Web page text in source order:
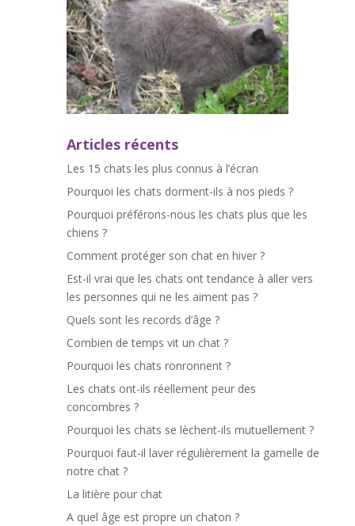
Articles récents
Les 15 chats les plus connus à l’écran
Pourquoi les chats dorment-ils à nos pieds ?
Pourquoi préférons-nous les chats plus que les
chiens ?
Comment protéger son chat en hiver ?
Est-il vrai que les chats ont tendance à aller vers
les personnes qui ne les aiment pas ?
Quels sont les records d’âge ?
Combien de temps vit un chat ?
Pourquoi les chats ronronnent ?
Les chats ont-ils réellement peur des
concombres ?
Pourquoi les chats se lèchent-ils mutuellement ?
Pourquoi faut-il laver régulièrement la gamelle de
notre chat ?
La litière pour chat
A quel âge est propre un chaton ?